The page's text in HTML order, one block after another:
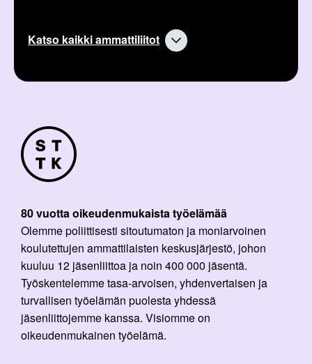
Katso kaikki ammattiliitot
80 vuotta oikeudenmukaista työelämää
Olemme poliittisesti sitoutumaton ja moniarvoinen
koulutettujen ammattilaisten keskusjärjestö, johon
kuuluu 12 jäsenliittoa ja noin 400 000 jäsentä.
Työskentelemme tasa-arvoisen, yhdenvertaisen ja
turvallisen työelämän puolesta yhdessä
jäsenliittojemme kanssa. Visiomme on
oikeudenmukainen työelämä.